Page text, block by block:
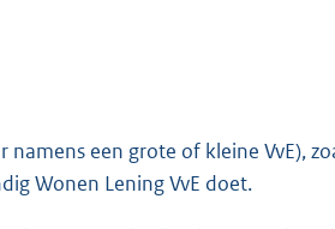
een grote of kleine VvE),
Wonen Lening VvE doet.